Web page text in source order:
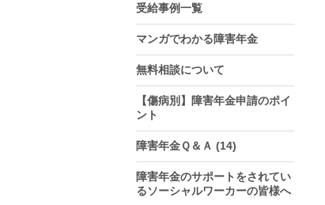
受給事例一覧
マンガでわかる障害年金
無料相談について
【傷病別】障害年金申請のポイ
ント
障害年金Ｑ＆Ａ (14)
障害年金のサポートをされてい
るソーシャルワーカーの皆様へ